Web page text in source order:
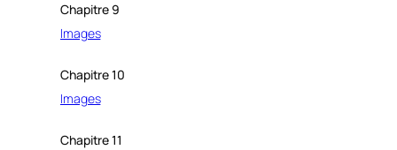
Chapitre 9
Images
Chapitre 10
Images
Chapitre 11